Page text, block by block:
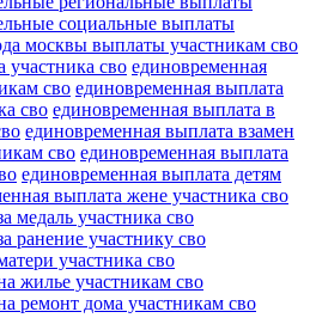
социальные выплаты
москвы выплаты участникам сво
участника сво единовременная
сво единовременная выплата
сво единовременная выплата в
единовременная выплата взамен
сво единовременная выплата
единовременная выплата детям
выплата жене участника сво
медаль участника сво
ранение участнику сво
участника сво
жилье участникам сво
ремонт дома участникам сво